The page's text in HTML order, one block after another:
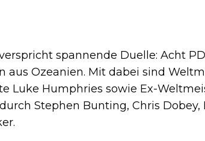
spannende Duelle: Acht
aus Ozeanien. Mit dabei sind
Luke Humphries sowie Ex-
Stephen Bunting, Chris Dobey,